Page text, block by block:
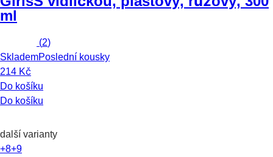
ml
(2)
SklademPoslední kousky
214 Kč
Do košíku
Do košíku
další varianty
+8+9